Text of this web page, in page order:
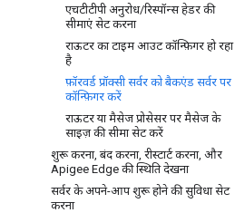
एचटीटीपी अनुरोध/रिस्पॉन्स हेडर की
सीमाएं सेट करना
राऊटर का टाइम आउट कॉन्फ़िगर हो रहा
है
फ़ॉरवर्ड प्रॉक्सी सर्वर को बैकएंड सर्वर पर
कॉन्फ़िगर करें
राऊटर या मैसेज प्रोसेसर पर मैसेज के
साइज़ की सीमा सेट करें
शुरू करना, बंद करना, रीस्टार्ट करना, और
Apigee Edge की स्थिति देखना
सर्वर के अपने-आप शुरू होने की सुविधा सेट
करना